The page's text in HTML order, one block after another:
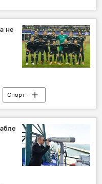
Гянджа
не
Спорт
Игроки